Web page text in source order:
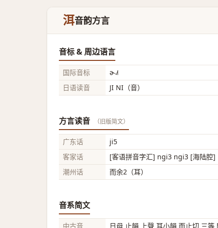
洱音韵方言
音标 & 周边语言
国际音标
ɚ˨˩˦
日语读音
JI NI（音）
方言读音 （旧版简文）
广东话
ji5
客家话
[客语拼音字汇] ngi3 ngi3 [海陆
潮州话
而余2（耳）
音系简文
中古音 日母 止韻 上聲 耳小韻 而止切 三